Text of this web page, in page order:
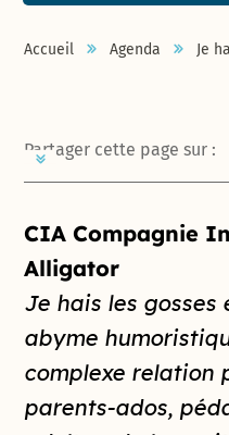
Accueil Agenda Je
Partager cette page sur :
CIA Compagnie
Alligator
Je hais les gosses
abyme
complexe relation
parents-ados,